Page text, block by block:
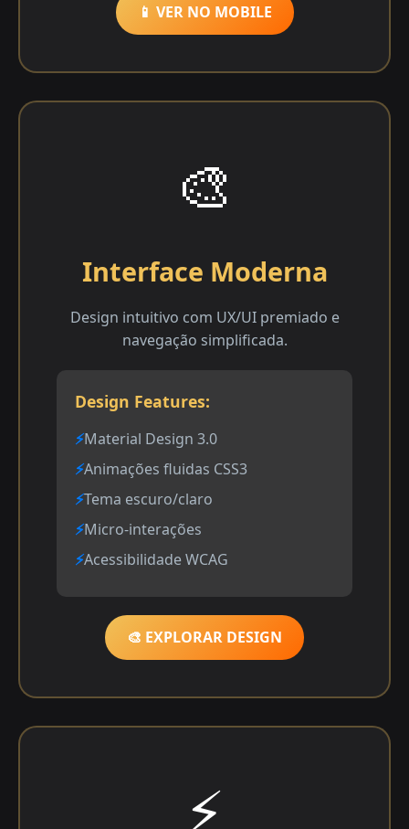
📱 VER NO MOBILE
🎨
Interface Moderna
Design intuitivo com UX/UI premiado e
navegação simplificada.
Design Features:
Material Design 3.0
Animações fluidas CSS3
Tema escuro/claro
Micro-interações
Acessibilidade WCAG
🎨 EXPLORAR DESIGN
⚡